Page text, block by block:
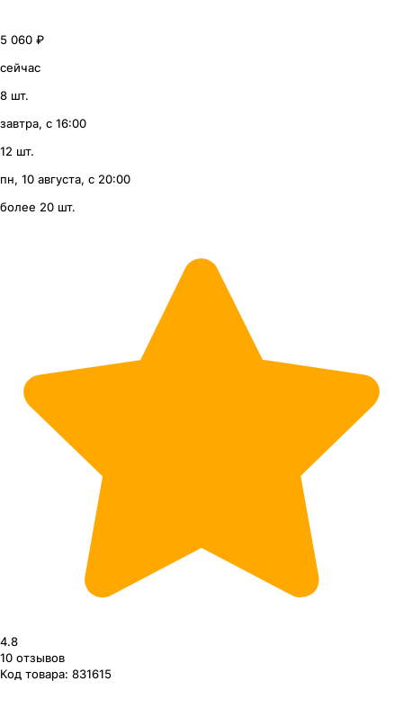
5 060 ₽
сейчас
8 шт.
завтра, с 16:00
12 шт.
пн, 10 августа, с 20:00
более 20 шт.
4.8
10 отзывов
Код товара: 831615